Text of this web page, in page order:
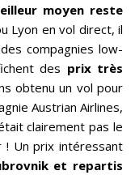
moyen reste
Lyon en vol direct, il
compagnies low-
des prix très
obtenu un vol pour
Austrian Airlines,
clairement pas le
! Un prix intéressant
et repartis